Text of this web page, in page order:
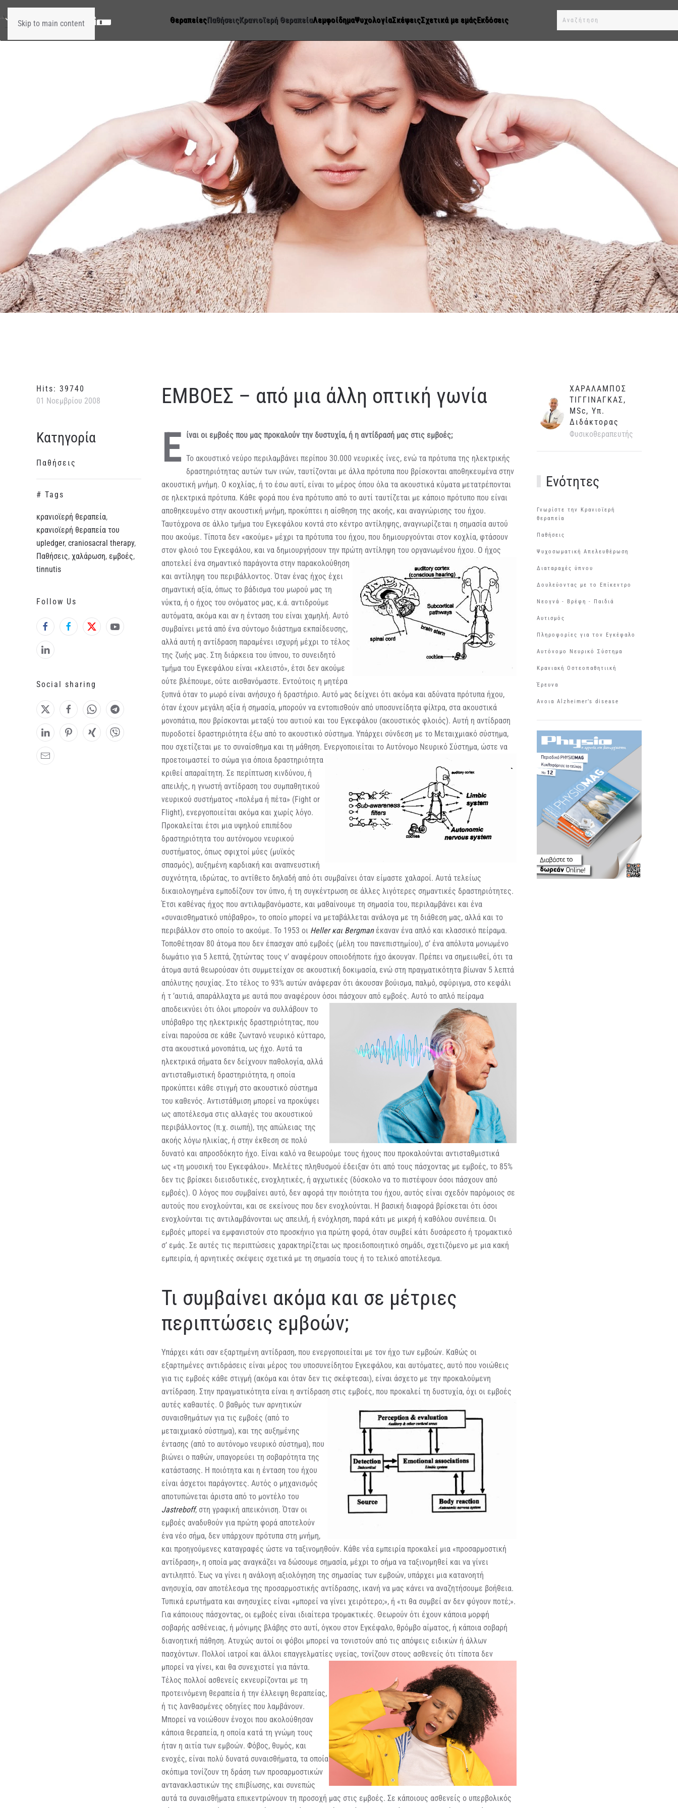
Skip to main content ΘεραπείεςΠαθήσειςΚρανιοϊερή ΘεραπείαΛεμφοίδημαΨυχολογίαΣκέψειςΣχετικά με εμάςΕκδόσεις
Hits: 39740
01 Νοεμβρίου 2008
Κατηγορία
Παθήσεις
# Tags
κρανιοϊερή θεραπεία,
κρανιοϊερή θεραπεία του
upledger, craniosacral therapy,
Παθήσεις, χαλάρωση, εμβοές,
tinnutis
Follow Us
Social sharing
ΕΜΒΟΕΣ – από μια άλλη οπτική γωνία
Ε ίναι οι εμβοές που μας προκαλούν την δυστυχία, ή η αντίδρασή μας στις εμβοές;
Το ακουστικό νεύρο περιλαμβάνει περίπου 30.000 νευρικές ίνες, ενώ τα πρότυπα της ηλεκτρικής
δραστηριότητας αυτών των ινών, ταυτίζονται με άλλα πρότυπα που βρίσκονται αποθηκευμένα στην
ακουστική μνήμη. Ο κοχλίας, ή το έσω αυτί, είναι το μέρος όπου όλα τα ακουστικά κύματα μετατρέπονται
σε ηλεκτρικά πρότυπα. Κάθε φορά που ένα πρότυπο από το αυτί ταυτίζεται με κάποιο πρότυπο που είναι
αποθηκευμένο στην ακουστική μνήμη, προκύπτει η αίσθηση της ακοής, και αναγνώρισης του ήχου.
Ταυτόχρονα σε άλλο τμήμα του Εγκεφάλου κοντά στο κέντρο αντίληψης, αναγνωρίζεται η σημασία αυτού
που ακούμε. Τίποτα δεν «ακούμε» μέχρι τα πρότυπα του ήχου, που δημιουργούνται στον κοχλία, φτάσουν
στον φλοιό του Εγκεφάλου, και να δημιουργήσουν την πρώτη αντίληψη του οργανωμένου ήχου. Ο ήχος
αποτελεί ένα σημαντικό παράγοντα στην παρακολούθηση
και αντίληψη του περιβάλλοντος. Όταν ένας ήχος έχει
σημαντική αξία, όπως το βάδισμα του μωρού μας τη
νύκτα, ή ο ήχος του ονόματος μας, κ.ά. αντιδρούμε
αυτόματα, ακόμα και αν η ένταση του είναι χαμηλή. Αυτό
συμβαίνει μετά από ένα σύντομο διάστημα εκπαίδευσης,
αλλά αυτή η αντίδραση παραμένει ισχυρή μέχρι το τέλος
της ζωής μας. Στη διάρκεια του ύπνου, το συνειδητό
τμήμα του Εγκεφάλου είναι «κλειστό», έτσι δεν ακούμε
ούτε βλέπουμε, ούτε αισθανόμαστε. Εντούτοις η μητέρα
ξυπνά όταν το μωρό είναι ανήσυχο ή δραστήριο. Αυτό μας δείχνει ότι ακόμα και αδύνατα πρότυπα ήχου,
όταν έχουν μεγάλη αξία ή σημασία, μπορούν να εντοπισθούν από υποσυνείδητα φίλτρα, στα ακουστικά
μονοπάτια, που βρίσκονται μεταξύ του αυτιού και του Εγκεφάλου (ακουστικός φλοιός). Αυτή η αντίδραση
πυροδοτεί δραστηριότητα έξω από το ακουστικό σύστημα. Υπάρχει σύνδεση με το Μεταιχμιακό σύστημα,
που σχετίζεται με το συναίσθημα και τη μάθηση. Ενεργοποιείται το Αυτόνομο Νευρικό Σύστημα, ώστε να
προετοιμαστεί το σώμα για όποια δραστηριότητα
κριθεί απαραίτητη. Σε περίπτωση κινδύνου, ή
απειλής, η γνωστή αντίδραση του συμπαθητικού
νευρικού συστήματος «πολέμα ή πέτα» (Fight or
Flight), ενεργοποιείται ακόμα και χωρίς λόγο.
Προκαλείται έτσι μια υψηλού επιπέδου
δραστηριότητα του αυτόνομου νευρικού
συστήματος, όπως σφιχτοί μύες (μυϊκός
σπασμός), αυξημένη καρδιακή και αναπνευστική
συχνότητα, ιδρώτας, το αντίθετο δηλαδή από ότι συμβαίνει όταν είμαστε χαλαροί. Αυτά τελείως
δικαιολογημένα εμποδίζουν τον ύπνο, ή τη συγκέντρωση σε άλλες λιγότερες σημαντικές δραστηριότητες.
Έτσι καθένας ήχος που αντιλαμβανόμαστε, και μαθαίνουμε τη σημασία του, περιλαμβάνει και ένα
«συναισθηματικό υπόβαθρο», το οποίο μπορεί να μεταβάλλεται ανάλογα με τη διάθεση μας, αλλά και το
περιβάλλον στο οποίο το ακούμε. Το 1953 οι Heller και Bergmanέκαναν ένα απλό και κλασσικό πείραμα.
Τοποθέτησαν 80 άτομα που δεν έπασχαν από εμβοές (μέλη του πανεπιστημίου), σ’ ένα απόλυτα μονωμένο
δωμάτιο για 5 λεπτά, ζητώντας τους ν’ αναφέρουν οποιοδήποτε ήχο άκουγαν. Πρέπει να σημειωθεί, ότι τα
άτομα αυτά θεωρούσαν ότι συμμετείχαν σε ακουστική δοκιμασία, ενώ στη πραγματικότητα βίωναν 5 λεπτά
απόλυτης ησυχίας. Στο τέλος το 93% αυτών ανάφεραν ότι άκουσαν βούισμα, παλμό, σφύριγμα, στο κεφάλι
ή τ ’αυτιά, απαράλλαχτα με αυτά που αναφέρουν όσοι πάσχουν από εμβοές. Αυτό το απλό πείραμα
αποδεικνύει ότι όλοι μπορούν να συλλάβουν το
υπόβαθρο της ηλεκτρικής δραστηριότητας, που
είναι παρούσα σε κάθε ζωντανό νευρικό κύτταρο,
στα ακουστικά μονοπάτια, ως ήχο. Αυτά τα
ηλεκτρικά σήματα δεν δείχνουν παθολογία, αλλά
αντισταθμιστική δραστηριότητα, η οποία
προκύπτει κάθε στιγμή στο ακουστικό σύστημα
του καθενός. Αντιστάθμιση μπορεί να προκύψει
ως αποτέλεσμα στις αλλαγές του ακουστικού
περιβάλλοντος (π.χ. σιωπή), της απώλειας της
ακοής λόγω ηλικίας, ή στην έκθεση σε πολύ
δυνατό και απροσδόκητο ήχο. Είναι καλό να θεωρούμε τους ήχους που προκαλούνται αντισταθμιστικά
ως «τη μουσική του Εγκεφάλου». Μελέτες πληθυσμού έδειξαν ότι από τους πάσχοντας με εμβοές, το 85%
δεν τις βρίσκει διεισδυτικές, ενοχλητικές, ή αγχωτικές (δύσκολο να το πιστέψουν όσοι πάσχουν από
εμβοές). Ο λόγος που συμβαίνει αυτό, δεν αφορά την ποιότητα του ήχου, αυτός είναι σχεδόν παρόμοιος σε
αυτούς που ενοχλούνται, και σε εκείνους που δεν ενοχλούνται. Η βασική διαφορά βρίσκεται ότι όσοι
ενοχλούνται τις αντιλαμβάνονται ως απειλή, ή ενόχληση, παρά κάτι με μικρή ή καθόλου συνέπεια. Οι
εμβοές μπορεί να εμφανιστούν στο προσκήνιο για πρώτη φορά, όταν συμβεί κάτι δυσάρεστο ή τρομακτικό
σ’ εμάς. Σε αυτές τις περιπτώσεις χαρακτηρίζεται ως προειδοποιητικό σημάδι, σχετιζόμενο με μια κακή
εμπειρία, ή αρνητικές σκέψεις σχετικά με τη σημασία τους ή το τελικό αποτέλεσμα.
Τι συμβαίνει ακόμα και σε μέτριες
περιπτώσεις εμβοών;
Υπάρχει κάτι σαν εξαρτημένη αντίδραση, που ενεργοποιείται με τον ήχο των εμβοών. Καθώς οι
εξαρτημένες αντιδράσεις είναι μέρος του υποσυνείδητου Εγκεφάλου, και αυτόματες, αυτό που νοιώθεις
για τις εμβοές κάθε στιγμή (ακόμα και όταν δεν τις σκέφτεσαι), είναι άσχετο με την προκαλούμενη
αντίδραση. Στην πραγματικότητα είναι η αντίδραση στις εμβοές, που προκαλεί τη δυστυχία, όχι οι εμβοές
αυτές καθαυτές. Ο βαθμός των αρνητικών
συναισθημάτων για τις εμβοές (από το
μεταιχμιακό σύστημα), και της αυξημένης
έντασης (από το αυτόνομο νευρικό σύστημα), που
βιώνει ο παθών, υπαγορεύει τη σοβαρότητα της
κατάστασης. Η ποιότητα και η ένταση του ήχου
είναι άσχετοι παράγοντες. Αυτός ο μηχανισμός
αποτυπώνεται άριστα από το μοντέλο του
Jastreboff, στη γραφική απεικόνιση. Όταν οι
εμβοές αναδυθούν για πρώτη φορά αποτελούν
ένα νέο σήμα, δεν υπάρχουν πρότυπα στη μνήμη,
και προηγούμενες καταγραφές ώστε να ταξινομηθούν. Κάθε νέα εμπειρία προκαλεί μια «προσαρμοστική
αντίδραση», η οποία μας αναγκάζει να δώσουμε σημασία, μέχρι το σήμα να ταξινομηθεί και να γίνει
αντιληπτό. Έως να γίνει η ανάλογη αξιολόγηση της σημασίας των εμβοών, υπάρχει μια κατανοητή
ανησυχία, σαν αποτέλεσμα της προσαρμοστικής αντίδρασης, ικανή να μας κάνει να αναζητήσουμε βοήθεια.
Τυπικά ερωτήματα και ανησυχίες είναι «μπορεί να γίνει χειρότερο;», ή «τι θα συμβεί αν δεν φύγουν ποτέ;».
Για κάποιους πάσχοντας, οι εμβοές είναι ιδιαίτερα τρομακτικές. Θεωρούν ότι έχουν κάποια μορφή
σοβαρής ασθένειας, ή μόνιμης βλάβης στο αυτί, όγκου στον Εγκέφαλο, θρόμβο αίματος, ή κάποια σοβαρή
διανοητική πάθηση. Ατυχώς αυτοί οι φόβοι μπορεί να τονιστούν από τις απόψεις ειδικών ή άλλων
πασχόντων. Πολλοί ιατροί και άλλοι επαγγελματίες υγείας, τονίζουν στους ασθενείς ότι τίποτα δεν
μπορεί να γίνει, και θα συνεχιστεί για πάντα.
Τέλος πολλοί ασθενείς εκνευρίζονται με τη
προτεινόμενη θεραπεία ή την έλλειψη θεραπείας,
ή τις λανθασμένες οδηγίες που λαμβάνουν.
Μπορεί να νοιώθουν ένοχοι που ακολούθησαν
κάποια θεραπεία, η οποία κατά τη γνώμη τους
ήταν η αιτία των εμβοών. Φόβος, θυμός, και
ενοχές, είναι πολύ δυνατά συναισθήματα, τα οποία
σκόπιμα τονίζουν τη δράση των προσαρμοστικών
αντανακλαστικών της επιβίωσης, και συνεπώς
αυτά τα συναισθήματα επικεντρώνουν τη προσοχή μας στις εμβοές. Σε κάποιους ασθενείς ο υπερβολικός
ΧΑΡΑΛΑΜΠΟΣ
ΤΙΓΓΙΝΑΓΚΑΣ,
MSc, Υπ.
Διδάκτορας
Φυσικοθεραπευτής
Ενότητες
Γνωρίστε την Κρανιοϊερή
θεραπεία
Παθήσεις
Ψυχοσωματική Απελευθέρωση
Διαταραχές ύπνου
Δουλεύοντας με το Επίκεντρο
Νεογνά - Βρέφη - Παιδιά
Αυτισμός
Πληροφορίες για τον Εγκέφαλο
Αυτόνομο Νευρικό Σύστημα
Κρανιακή Οστεοπαθητιική
Έρευνα
Aνοια Αlzheimer’s disease